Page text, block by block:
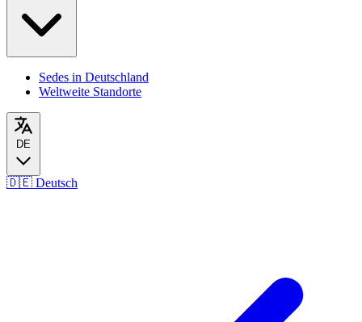
Sedes in Deutschland
Weltweite Standorte
DE
🇩🇪 Deutsch